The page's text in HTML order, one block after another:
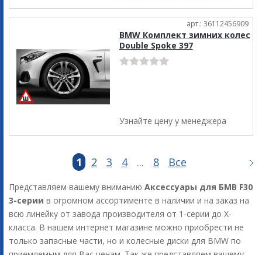
арт.: 36112456909
BMW Комплект зимних колес
Double Spoke 397
Узнайте цену у менеджера
1 2 3 4 ... 8 Все
Представляем вашему вниманию Аксессуары для БМВ F30
3-серии в огромном ассортименте в наличии и на заказ на
всю линейку от завода производителя от 1-серии до X-
класса. В нашем интернет магазине можно приобрести не
только запасные части, но и колесные диски для BMW по